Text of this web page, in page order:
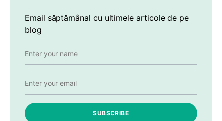
Email săptămânal cu ultimele articole de pe
blog
SUBSCRIBE